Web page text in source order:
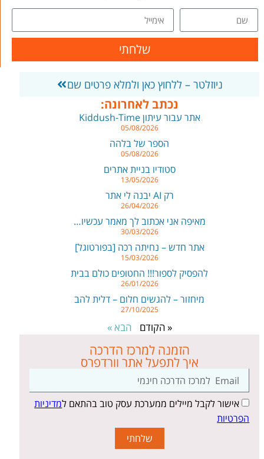
שלחתי
ניוזלטר – ללחוץ כאן ולמלא פרטים שם
נכתב לאחרונה:
אתר עבור עיתון Kiddush-Time
05/08/2026
הספר של בלהה
05/08/2026
סטודיו בניית אתרים
13/05/2026
רק AI יבנה לי אתר
26/04/2026
מאיפה אני אכתוב לך מאמר עכשיו…
30/03/2026
אתר חדש – נחיתה רכה [בפורטוגל]
15/03/2026
להפסיק לספור!!! החטופים כולם בבית
26/01/2026
מיחזור – להגשים חלום – דלית להב
27/10/2025
« הקודם הבא »
הזמנה למרכז הדרכה
איך לתפעל אתר וורדפרס
אישור לקבל מיילים ממערכת עסק טוב בהתאם למדיניות
הפרטיות
שלחתי